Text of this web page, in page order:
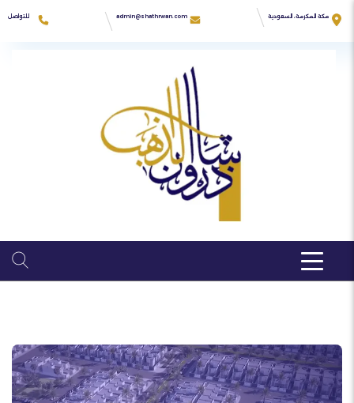
content
مكة المكرمة، السعودية
admin@shathrwan.com
للتواصل